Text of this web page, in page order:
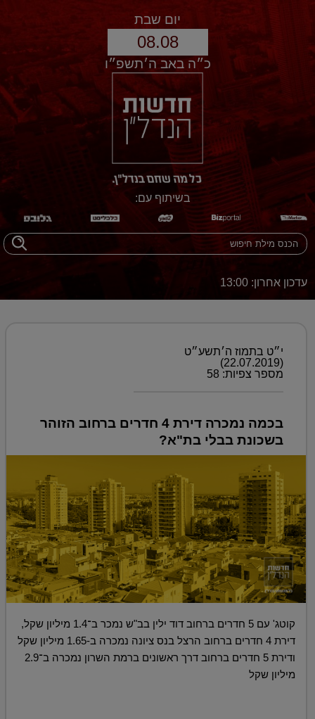
יום שבת
08.08
כ״ה באב ה׳תשפ״ו
בשיתוף עם:
עדכון אחרון: 13:00
י״ט בתמוז ה׳תשע״ט
(22.07.2019)
מספר צפיות: 58
בכמה נמכרה דירת 4 חדרים ברחוב הזוהר
בשכונת בבלי בת"א?
קוטג' עם 5 חדרים ברחוב דוד ילין בב"ש נמכר ב־1.4 מיליון שקל,
דירת 4 חדרים ברחוב הרצל בנס ציונה נמכרה ב-1.65 מיליון שקל
ודירת 5 חדרים ברחוב דרך ראשונים ברמת השרון נמכרה ב־2.9
מיליון שקל